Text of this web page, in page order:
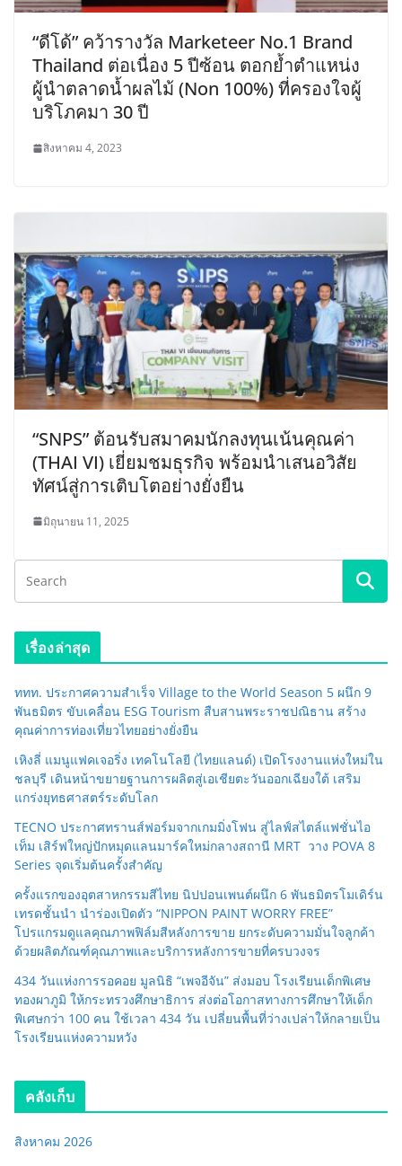
“ดีโด้” คว้ารางวัล Marketeer No.1 Brand
Thailand ต่อเนื่อง 5 ปีซ้อน ตอกย้ำตำแหน่ง
ผู้นำตลาดน้ำผลไม้ (Non 100%) ที่ครองใจผู้
บริโภคมา 30 ปี
สิงหาคม 4, 2023
“SNPS” ต้อนรับสมาคมนักลงทุนเน้นคุณค่า
(THAI VI) เยี่ยมชมธุรกิจ พร้อมนำเสนอวิสัย
ทัศน์สู่การเติบโตอย่างยั่งยืน
มิถุนายน 11, 2025
เรื่องล่าสุด
ททท. ประกาศความสำเร็จ Village to the World Season 5 ผนึก 9
พันธมิตร ขับเคลื่อน ESG Tourism สืบสานพระราชปณิธาน สร้าง
คุณค่าการท่องเที่ยวไทยอย่างยั่งยืน
เหิงลี่ แมนูแฟคเจอริ่ง เทคโนโลยี (ไทยแลนด์) เปิดโรงงานแห่งใหม่ใน
ชลบุรี เดินหน้าขยายฐานการผลิตสู่เอเชียตะวันออกเฉียงใต้ เสริม
แกร่งยุทธศาสตร์ระดับโลก
TECNO ประกาศทรานส์ฟอร์มจากเกมมิ่งโฟน สู่ไลฟ์สไตล์แฟชั่นไอ
เท็ม เสิร์ฟใหญ่ปักหมุดแลนมาร์คใหม่กลางสถานี MRT วาง POVA 8
Series จุดเริ่มต้นครั้งสำคัญ
ครั้งแรกของอุตสาหกรรมสีไทย นิปปอนเพนต์ผนึก 6 พันธมิตรโมเดิร์น
เทรดชั้นนำ นำร่องเปิดตัว “NIPPON PAINT WORRY FREE”
โปรแกรมดูแลคุณภาพฟิล์มสีหลังการขาย ยกระดับความมั่นใจลูกค้า
ด้วยผลิตภัณฑ์คุณภาพและบริการหลังการขายที่ครบวงจร
434 วันแห่งการรอคอย มูลนิธิ “เพจอีจัน” ส่งมอบ โรงเรียนเด็กพิเศษ
ทองผาภูมิ ให้กระทรวงศึกษาธิการ ส่งต่อโอกาสทางการศึกษาให้เด็ก
พิเศษกว่า 100 คน ใช้เวลา 434 วัน เปลี่ยนพื้นที่ว่างเปล่าให้กลายเป็น
โรงเรียนแห่งความหวัง
คลังเก็บ
สิงหาคม 2026